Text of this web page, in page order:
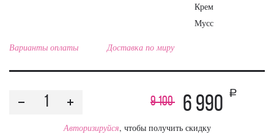
Крем
Мусс
Варианты оплаты Доставка по миру
9 100 6 990
a
Авторизируйся, чтобы получить скидку